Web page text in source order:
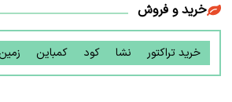
خرید و فروش
خرید تراکتور نشا کود کمباین زمین